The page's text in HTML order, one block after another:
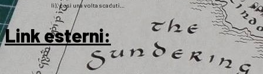
lì), così una volta scaduti…
Link esterni: